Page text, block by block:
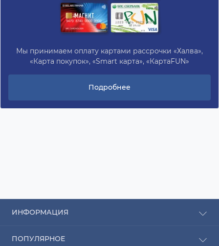
Мы принимаем оплату картами рассрочки «Халва»,
«Карта покупок», «Smart карта», «КартаFUN»
Подробнее
ИНФОРМАЦИЯ
Оплата
ПОПУЛЯРНОЕ